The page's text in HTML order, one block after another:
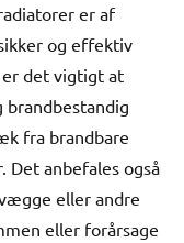
er af
og effektiv
det vigtigt at
brandbestandig
fra brandbare
Det anbefales også
eller andre
eller forårsage